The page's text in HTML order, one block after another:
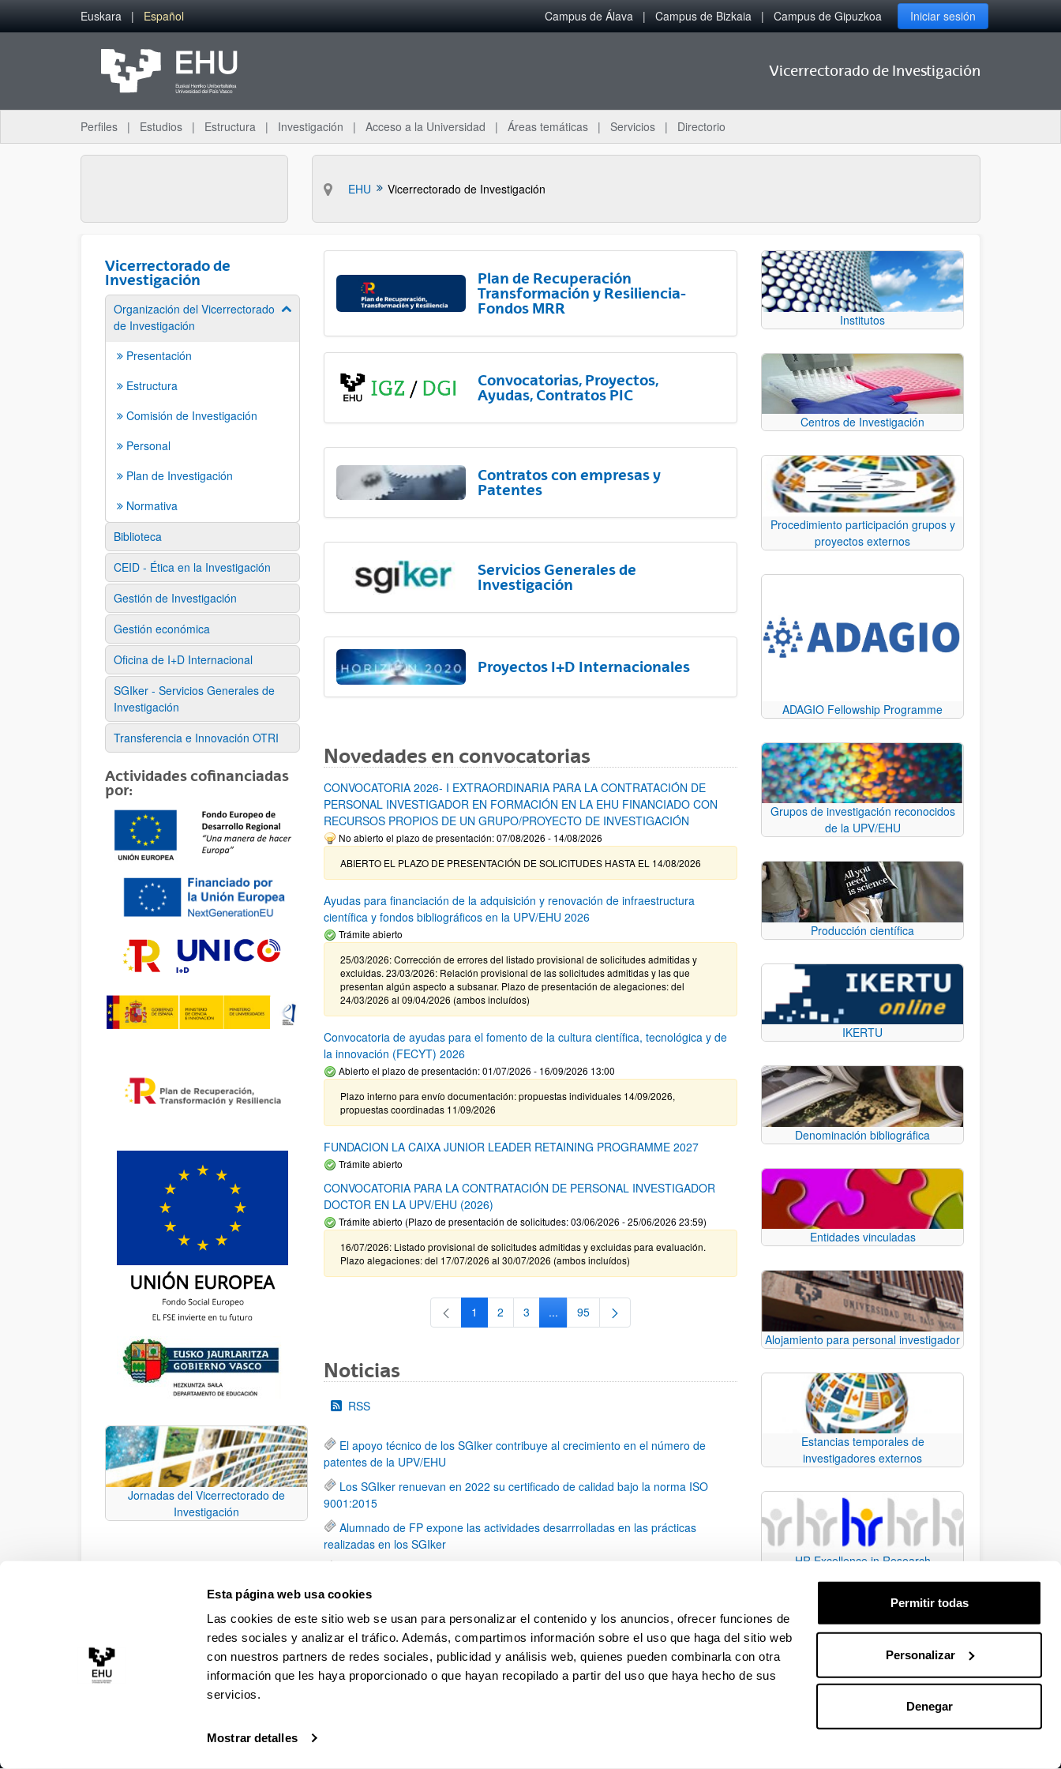
Esta página web usa cookies
Las cookies de este sitio web se usan para personalizar el contenido y los anuncios, ofrecer funciones de
redes sociales y analizar el tráfico. Además, compartimos información sobre el uso que haga del sitio web
con nuestros partners de redes sociales, publicidad y análisis web, quienes pueden combinarla con otra
información que les haya proporcionado o que hayan recopilado a partir del uso que haya hecho de sus
servicios.
Mostrar detalles
Permitir todas
Personalizar
Denegar
Saltar al contenido principal
Euskara Español Campus de Álava Campus de Bizkaia Campus de Gipuzkoa Iniciar sesión
Vicerrectorado de Investigación
Perfiles Estudios Estructura Investigación Acceso a la Universidad Áreas temáticas Servicios Directorio
EHU Vicerrectorado de Investigación
Vicerrectorado de
Investigación
Organización del Vicerrectorado
de Investigación
Mostrar/ocultar subpáginas
Presentación
Estructura
Comisión de Investigación
Personal
Plan de Investigación
Normativa
Biblioteca
CEID - Ética en la Investigación
Gestión de Investigación
Gestión económica
Oficina de I+D Internacional
SGIker - Servicios Generales de
Investigación
Transferencia e Innovación OTRI
Actividades cofinanciadas
por:
Jornadas del Vicerrectorado de
Investigación
Plan de Recuperación
Transformación y Resiliencia-
Fondos MRR
Convocatorias, Proyectos,
Ayudas, Contratos PIC
Contratos con empresas y
Patentes
Servicios Generales de
Investigación
Proyectos I+D Internacionales
Novedades en convocatorias
CONVOCATORIA 2026- I EXTRAORDINARIA PARA LA CONTRATACIÓN DE
PERSONAL INVESTIGADOR EN FORMACIÓN EN LA EHU FINANCIADO CON
RECURSOS PROPIOS DE UN GRUPO/PROYECTO DE INVESTIGACIÓN
No abierto el plazo de presentación: 07/08/2026 - 14/08/2026
ABIERTO EL PLAZO DE PRESENTACIÓN DE SOLICITUDES HASTA EL 14/08/2026
Ayudas para financiación de la adquisición y renovación de infraestructura
científica y fondos bibliográficos en la UPV/EHU 2026
Trámite abierto
25/03/2026: Corrección de errores del listado provisional de solicitudes admitidas y
excluidas. 23/03/2026: Relación provisional de las solicitudes admitidas y las que
presentan algún aspecto a subsanar. Plazo de presentación de alegaciones: del
24/03/2026 al 09/04/2026 (ambos incluídos)
Convocatoria de ayudas para el fomento de la cultura científica, tecnológica y de
la innovación (FECYT) 2026
Abierto el plazo de presentación: 01/07/2026 - 16/09/2026 13:00
Plazo interno para envío documentación: propuestas individuales 14/09/2026,
propuestas coordinadas 11/09/2026
FUNDACION LA CAIXA JUNIOR LEADER RETAINING PROGRAMME 2027
Trámite abierto
CONVOCATORIA PARA LA CONTRATACIÓN DE PERSONAL INVESTIGADOR
DOCTOR EN LA UPV/EHU (2026)
Trámite abierto (Plazo de presentación de solicitudes: 03/06/2026 - 25/06/2026 23:59)
16/07/2026: Listado provisional de solicitudes admitidas y excluidas para evaluación.
Plazo alegaciones: del 17/07/2026 al 30/07/2026 (ambos incluídos)
Página
1 Página
2 Página
3 ...Páginas intermedias Use TAB para desplazarse.
Página
95
Noticias
RSS
El apoyo técnico de los SGIker contribuye al crecimiento en el número de
patentes de la UPV/EHU
Los SGIker renuevan en 2022 su certificado de calidad bajo la norma ISO
9001:2015
Alumnado de FP expone las actividades desarrrolladas en las prácticas
realizadas en los SGIker
la edición de este año del festival Pint of Science
Página
1 ...Páginas intermedias Use TAB para desplazarse.
Página
6 Página
7 Página
8 ...
Páginas intermedias Use TAB para desplazarse.
Página
79
Institutos
Centros de Investigación
Procedimiento participación grupos y
proyectos externos
ADAGIO Fellowship Programme
Grupos de investigación reconocidos
de la UPV/EHU
Producción científica
IKERTU
Denominación bibliográfica
Entidades vinculadas
Alojamiento para personal investigador
Estancias temporales de
investigadores externos
HR Excellence in Research